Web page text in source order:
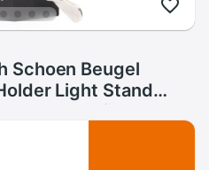
Schoen Beugel
Light Stand
Fotografie